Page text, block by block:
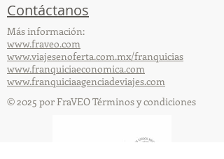
Contáctanos
Más información:
www.fraveo.com
www.viajesenoferta.com.mx/franquicias
www.franquiciaeconomica.com
www.franquiciaagenciadeviajes.com
© 2025 por FraVEO Términos y condiciones